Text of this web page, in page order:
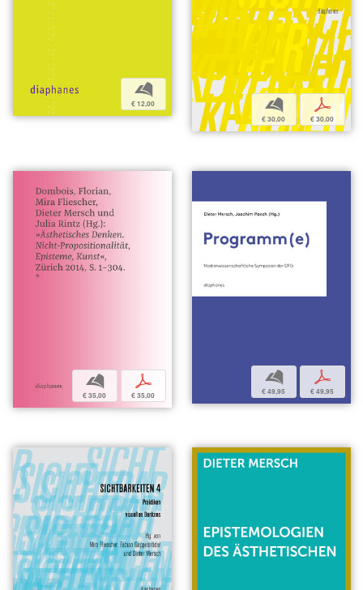
b
€ 12,00 b
€ 30,00
p
€ 30,00
b
€ 35,00
p
€ 35,00
b
€ 49,95
p
€ 49,95